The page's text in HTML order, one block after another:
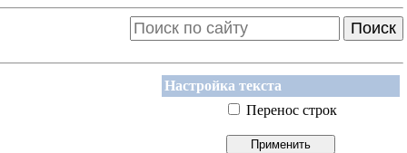
Поиск
Настройка текста
Перенос строк